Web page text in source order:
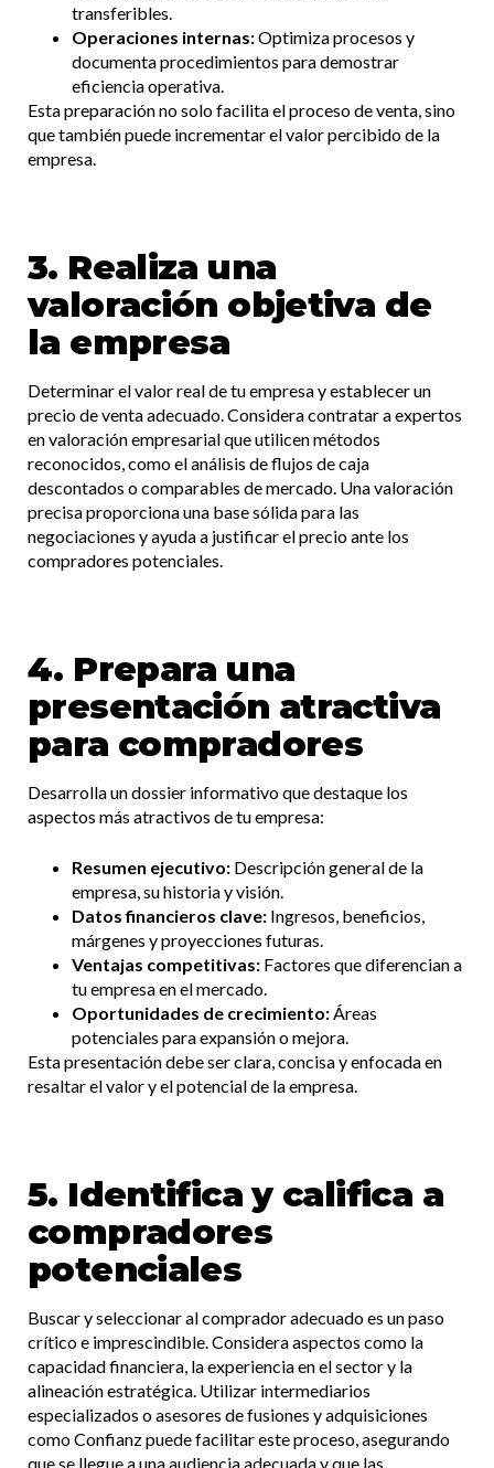
transferibles.​
Operaciones internas:Optimiza procesos y
documenta procedimientos para demostrar
eficiencia operativa.​
Esta preparación no solo facilita el proceso de venta, sino
que también puede incrementar el valor percibido de la
empresa.​
3. Realiza una
valoración objetiva de
la empresa
Determinar el valor real de tu empresa y establecer un
precio de venta adecuado. Considera contratar a expertos
en valoración empresarial que utilicen métodos
reconocidos, como el análisis de flujos de caja
descontados o comparables de mercado. Una valoración
precisa proporciona una base sólida para las
negociaciones y ayuda a justificar el precio ante los
compradores potenciales.​
4. Prepara una
presentación atractiva
para compradores
Desarrolla un dossier informativo que destaque los
aspectos más atractivos de tu empresa:
Resumen ejecutivo: Descripción general de la
empresa, su historia y visión.​
Datos financieros clave: Ingresos, beneficios,
márgenes y proyecciones futuras.​
Ventajas competitivas: Factores que diferencian a
tu empresa en el mercado.​
Oportunidades de crecimiento:Áreas
potenciales para expansión o mejora.
Esta presentación debe ser clara, concisa y enfocada en
resaltar el valor y el potencial de la empresa.​
5. Identifica y califica a
compradores
potenciales
Buscar y seleccionar al comprador adecuado es un paso
crítico e imprescindible. Considera aspectos como la
capacidad financiera, la experiencia en el sector y la
alineación estratégica. Utilizar intermediarios
especializados o asesores de fusiones y adquisiciones
como Confianz puede facilitar este proceso, asegurando
que se llegue a una audiencia adecuada y que las